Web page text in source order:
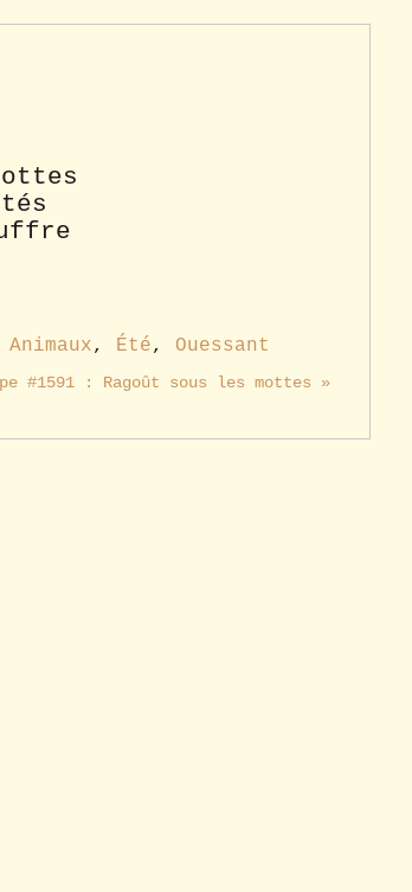
Animaux, Été, Ouessant
#1591 : Ragoût sous les mottes »